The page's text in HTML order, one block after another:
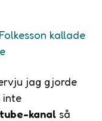
kallade
jag gjorde
inte
kanal så